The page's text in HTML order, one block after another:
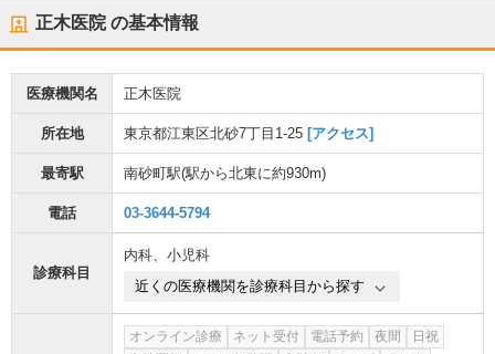
正木医院の基本情報
医療機関名 正木医院
所在地 東京都江東区北砂7丁目1-25 [アクセス]
最寄駅 南砂町駅(駅から北東に約930m)
電話 03-3644-5794
診療科目
内科、 小児科
近くの医療機関を診療科目から探す
オンライン診療 ネット受付 電話予約 夜間
日祝